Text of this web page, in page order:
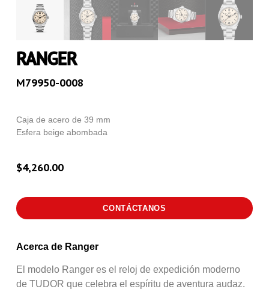
RANGER
M79950-0008
Caja de acero de 39 mm
Esfera beige abombada
$4,260.00
CONTÁCTANOS
Acerca de Ranger
El modelo Ranger es el reloj de expedición moderno
de TUDOR que celebra el espíritu de aventura audaz.